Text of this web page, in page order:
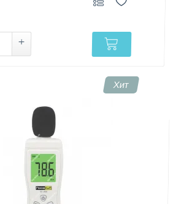
Хит